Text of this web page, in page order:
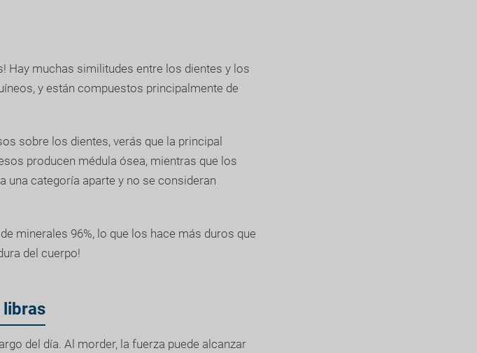
Hay muchas similitudes entre los dientes y los
y están compuestos principalmente de
sobre los dientes, verás que la principal
producen médula ósea, mientras que los
una categoría aparte y no se consideran
minerales 96%, lo que los hace más duros que
del cuerpo!
libras
del día. Al morder, la fuerza puede alcanzar